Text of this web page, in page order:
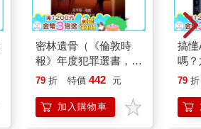
密林遺骨（《倫敦時
報》年度犯罪選書，澳
洲懸疑推理天王克里
精采續作！）
79 折 特價 442 元
加入購物車
搞
嗎
智
79 折